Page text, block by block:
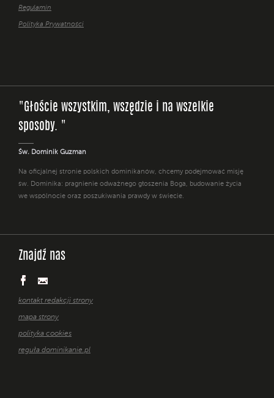
Regulamin
Polityka Prywatności
"Głoście wszystkim, wszędzie i na wszelkie
sposoby. "
Św. Dominik Guzman
Na oficjalnej stronie polskich dominikanów, chcemy podejmować misję
św. Dominika: pragnienie odważnego głoszenia Boga, budowanie życia
we wspólnocie oraz poszukiwania prawdy w świecie.
Znajdź nas
kontakt redakcji strony
mapa strony
polityka cookies
reguła dominikanie.pl